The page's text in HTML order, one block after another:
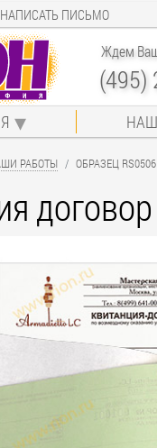
НАПИСАТЬ ПИСЬМО
Ждем
(495)
РАБОТЫ ОБРАЗЕЦ RS0506
договор